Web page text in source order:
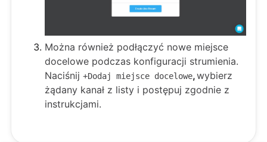
Można również podłączyć nowe miejsce
docelowe podczas konfiguracji strumienia.
Naciśnij +Dodaj miejsce docelowe,wybierz
żądany kanał z listy i postępuj zgodnie z
instrukcjami.